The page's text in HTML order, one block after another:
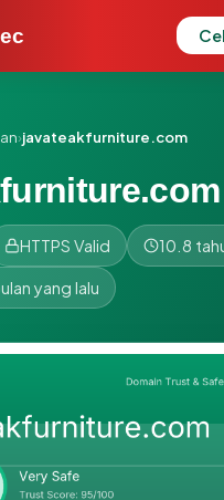
›javateakfurniture.com
HTTPS Valid 10.8
yang lalu